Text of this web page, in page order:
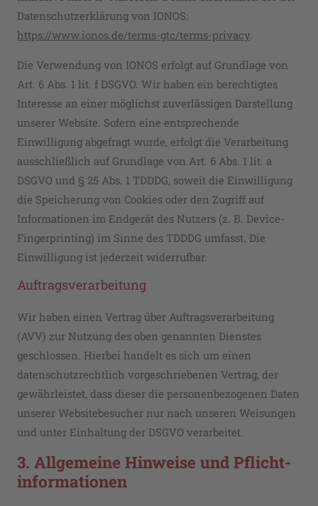
Datenschutzerklärung von IONOS:
https://www.ionos.de/terms-gtc/terms-privacy.
Die Verwendung von IONOS erfolgt auf Grundlage von
Art. 6 Abs. 1 lit. f DSGVO. Wir haben ein berechtigtes
Interesse an einer möglichst zuverlässigen Darstellung
unserer Website. Sofern eine entsprechende
Einwilligung abgefragt wurde, erfolgt die Verarbeitung
ausschließlich auf Grundlage von Art. 6 Abs. 1 lit. a
DSGVO und § 25 Abs. 1 TDDDG, soweit die Einwilligung
die Speicherung von Cookies oder den Zugriff auf
Informationen im Endgerät des Nutzers (z. B. Device-
Fingerprinting) im Sinne des TDDDG umfasst. Die
Einwilligung ist jederzeit widerrufbar.
Auftragsverarbeitung
Wir haben einen Vertrag über Auftragsverarbeitung
(AVV) zur Nutzung des oben genannten Dienstes
geschlossen. Hierbei handelt es sich um einen
datenschutzrechtlich vorgeschriebenen Vertrag, der
gewährleistet, dass dieser die personenbezogenen Daten
unserer Websitebesucher nur nach unseren Weisungen
und unter Einhaltung der DSGVO verarbeitet.
3. Allgemeine Hinweise und Pflicht­
informationen